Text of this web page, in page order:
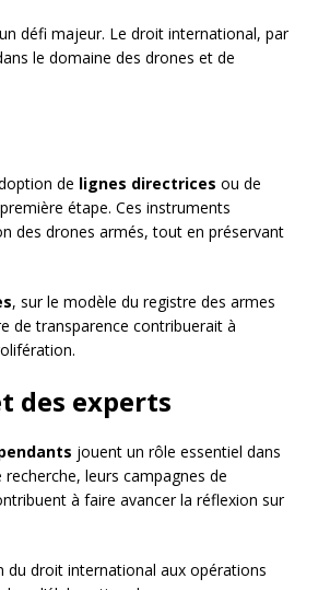
défi majeur. Le droit international, par
le domaine des drones et de
de lignes directrices ou de
étape. Ces instruments
des drones armés, tout en préservant
, sur le modèle du registre des armes
de transparence contribuerait à
des experts
jouent un rôle essentiel dans
leurs campagnes de
à faire avancer la réflexion sur
du droit international aux opérations